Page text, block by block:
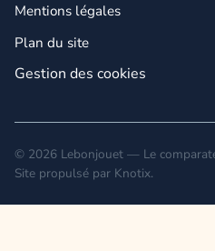
Mentions légales
Plan du site
Gestion des cookies
© 2026 Lebonjouet — Le
Site propulsé par Knotix.